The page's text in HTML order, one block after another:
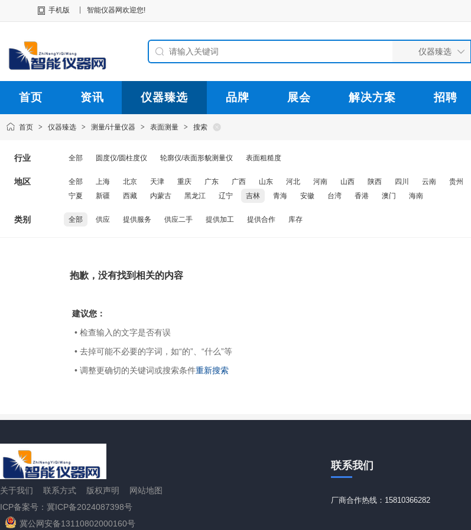
手机版 智能仪器网欢迎您!
首页 资讯 仪器臻选 品牌 展会 解决方案 招聘
首页 > 仪器臻选 > 测量/计量仪器 > 表面测量 > 搜索
行业 全部 圆度仪/圆柱度仪 轮廓仪/表面形貌测量仪 表面粗糙度
地区 全部 上海 北京 天津 重庆 广东 广西 山东 河北 河南 山西 陕西 四川 云南 贵州
宁夏
新疆 西藏 内蒙古 黑龙江 辽宁 吉林 青海 安徽 台湾 香港 澳门 海南
类别 全部 供应 提供服务 供应二手 提供加工 提供合作 库存
抱歉，没有找到相关的内容
建议您：
• 检查输入的文字是否有误
• 去掉可能不必要的字词，如“的”、“什么”等
• 调整更确切的关键词或搜索条件重新搜索
关于我们 联系方式 版权声明
网站地图
ICP备案号：冀ICP备2024087398号
冀公网安备13110802000160号
联系我们
厂商合作热线：15810366282